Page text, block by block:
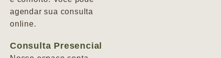
agendar sua consulta
online.
Consulta Presencial